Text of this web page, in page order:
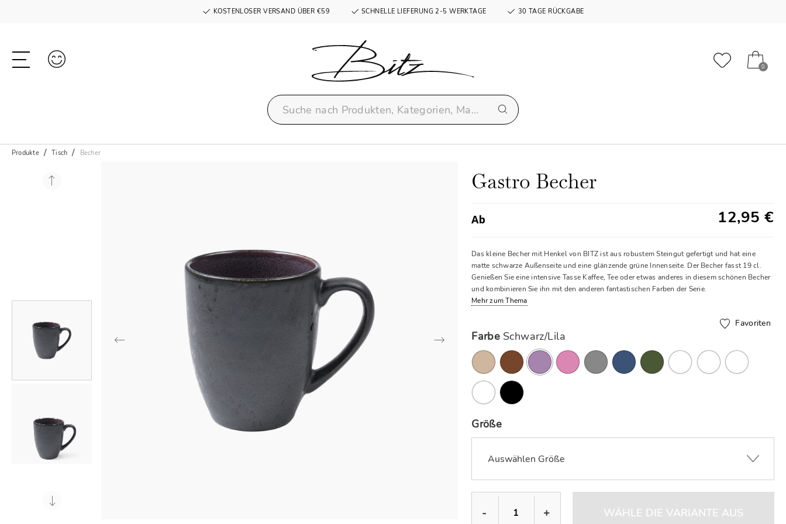
KOSTENLOSER VERSAND ÜBER €59 SCHNELLE LIEFERUNG 2-5 WERKTAGE 30 TAGE RÜCKGABE
0
Produkte Tisch Becher
Gastro Becher
Ab 12,95 €
Das kleine Becher mit Henkel von BITZ ist aus robustem Steingut gefertigt und hat eine
matte schwarze Außenseite und eine glänzende grüne Innenseite. Der Becher fasst 19 cl.
Genießen Sie eine intensive Tasse Kaffee, Tee oder etwas anderes in diesem schönen Becher
und kombinieren Sie ihn mit den anderen fantastischen Farben der Serie.
Mehr zum Thema
Favoriten
Farbe Schwarz/Lila
Ausgewählte
Größe
Auswählen Größe
- + WÄHLE DIE VARIANTE AUS